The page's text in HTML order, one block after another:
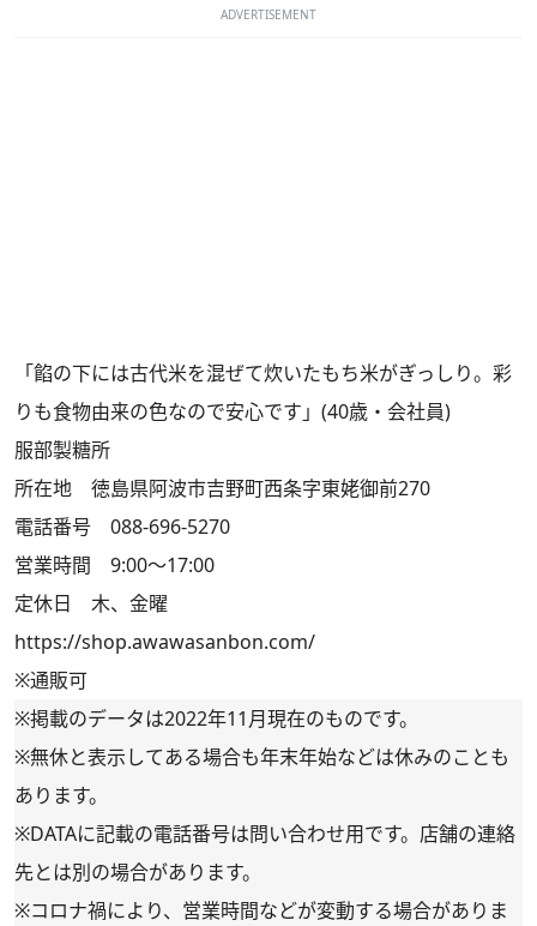
ADVERTISEMENT
「餡の下には古代米を混ぜて炊いたもち米がぎっしり。彩
りも食物由来の色なので安心です」(40歳・会社員)
服部製糖所
所在地 徳島県阿波市吉野町西条字東姥御前270
電話番号 088-696-5270
営業時間 9:00～17:00
定休日 木、金曜
https://shop.awawasanbon.com/
※通販可
※掲載のデータは2022年11月現在のものです。
※無休と表示してある場合も年末年始などは休みのことも
あります。
※DATAに記載の電話番号は問い合わせ用です。店舗の連絡
先とは別の場合があります。
※コロナ禍により、営業時間などが変動する場合がありま